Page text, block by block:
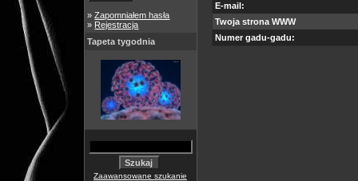
»Zapomniałem hasła
» Rejestracja
Tapeta tygodnia
Zaawansowane szukanie
E-mail:
Twoja strona WWW
Numer gadu-gadu: